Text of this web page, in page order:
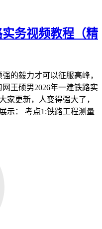
务视频教程（精
的毅力才可以征服高峰，
王硕男2026年一建铁路实
家更新，人变得强大了，
示： 考点1:铁路工程测量